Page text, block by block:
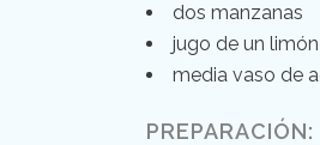
dos manzanas
jugo de un limón
media vaso de
PREPARACIÓN: